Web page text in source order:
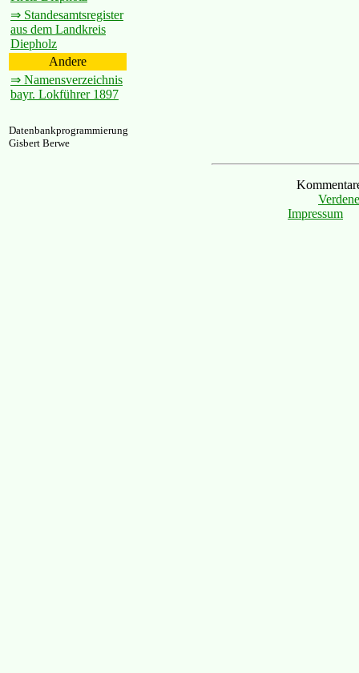
⇒ Standesamtsregister
aus dem Landkreis
Diepholz
Andere
⇒ Namensverzeichnis
bayr. Lokführer 1897
Datenbankprogrammierung
Gisbert Berwe
Impressum